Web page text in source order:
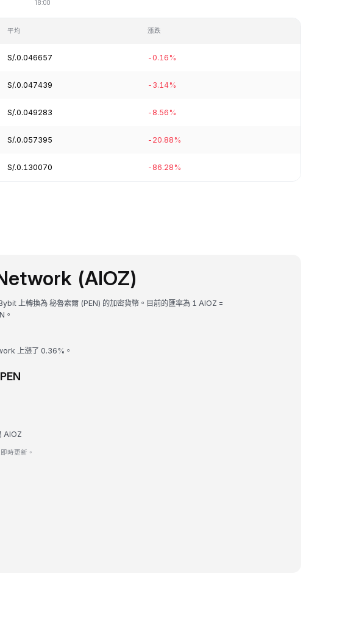
平均 漲跌
S/.0.046657 -0.16%
S/.0.047439 -3.14%
S/.0.049283 -8.56%
S/.0.057395 -20.88%
S/.0.130070 -86.28%
(AIOZ)
上轉換為 秘魯索爾 (PEN) 的加密貨幣。目前的匯率為 1 AIOZ =
。
上漲了 0.36%。
AIOZ
時更新。